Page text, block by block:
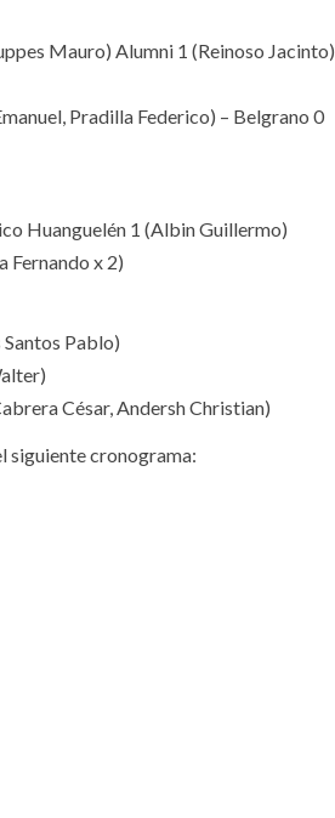
Mauro) Alumni 1 (Reinoso Jacinto)
Pradilla Federico) – Belgrano 0
Huanguelén 1 (Albin Guillermo)
Fernando x 2)
Pablo)
César, Andersh Christian)
siguiente cronograma: